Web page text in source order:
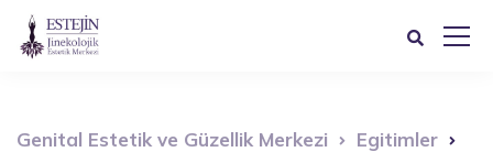
Genital Estetik ve Güzellik Merkezi
Egitimler